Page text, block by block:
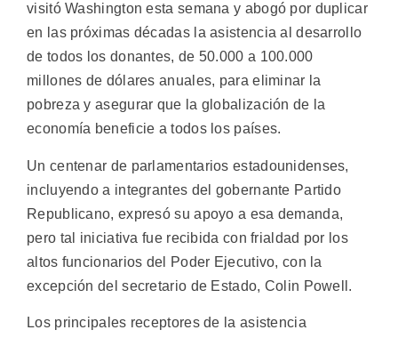
visitó Washington esta semana y abogó por duplicar
en las próximas décadas la asistencia al desarrollo
de todos los donantes, de 50.000 a 100.000
millones de dólares anuales, para eliminar la
pobreza y asegurar que la globalización de la
economía beneficie a todos los países.
Un centenar de parlamentarios estadounidenses,
incluyendo a integrantes del gobernante Partido
Republicano, expresó su apoyo a esa demanda,
pero tal iniciativa fue recibida con frialdad por los
altos funcionarios del Poder Ejecutivo, con la
excepción del secretario de Estado, Colin Powell.
Los principales receptores de la asistencia